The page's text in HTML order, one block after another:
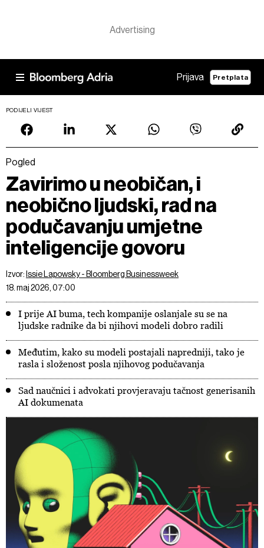
Prijava Pretplata
PODIJELI VIJEST
Pogled
Zavirimo u neobičan, i
neobično ljudski, rad na
podučavanju umjetne
inteligencije govoru
Izvor: Issie Lapowsky - Bloomberg Businessweek
18. maj 2026, 07:00
I prije AI buma, tech kompanije oslanjale su se na
ljudske radnike da bi njihovi modeli dobro radili
Međutim, kako su modeli postajali napredniji, tako je
rasla i složenost posla njihovog podučavanja
Sad naučnici i advokati provjeravaju tačnost generisanih
AI dokumenata